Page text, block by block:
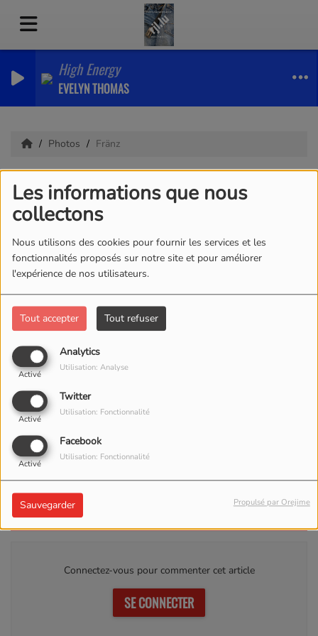
Les informations que nous
collectons
Nous utilisons des cookies pour fournir les services et les
fonctionnalités proposés sur notre site et pour améliorer
l'expérience de nos utilisateurs.
Tout accepter Tout refuser
Analytics
Activé
Utilisation: Analyse
Twitter
Activé
Utilisation: Fonctionnalité
Facebook
Activé
Utilisation: Fonctionnalité
Sauvegarder Propulsé par Orejime
High Energy
EVELYN THOMAS
Photos Fränz
Fränz
29 JANVIER 2026
Commentaires(0)
Connectez-vous pour commenter cet article
SE CONNECTER